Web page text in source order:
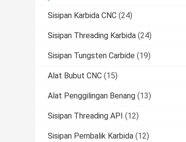
Sisipan Karbida CNC (24)
Sisipan Threading Karbida (24)
Sisipan Tungsten Carbide (19)
Alat Bubut CNC (15)
Alat Penggilingan Benang (13)
Sisipan Threading API (12)
Sisipan Pembalik Karbida (12)